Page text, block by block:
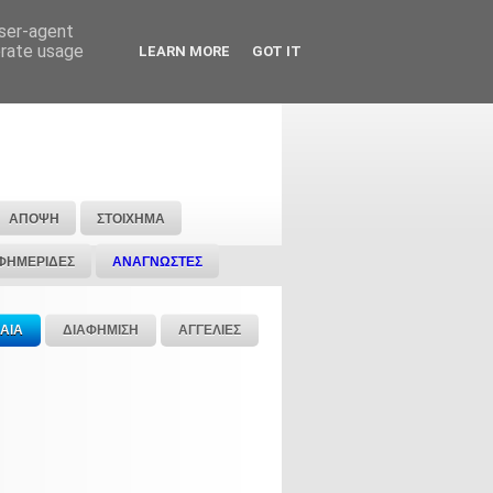
ΑΠΟΨΗ ΣΤΟΙΧΗΜΑ
ΑΝΑΓΝΩΣΤΕΣ
ΔΙΑΦΗΜΙΣΗ ΑΓΓΕΛΙΕΣ
agent
usage
LEARN MORE GOT IT